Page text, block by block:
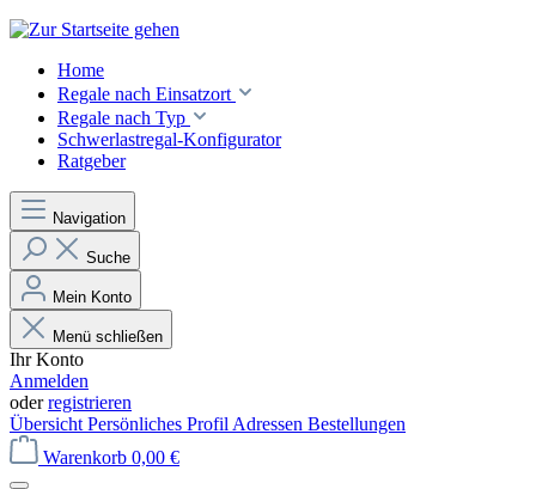
Home
Regale nach Einsatzort
Regale nach Typ
Schwerlastregal-Konfigurator
Ratgeber
Navigation
Suche
Mein Konto
Menü schließen
Ihr Konto
Anmelden
oderregistrieren
Übersicht Persönliches Profil Adressen Bestellungen
Warenkorb 0,00 €